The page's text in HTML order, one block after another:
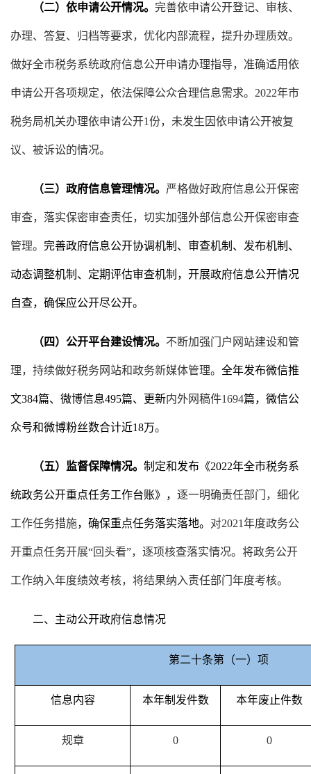
（二）依申请公开情况。 完善依申请公开登记、审核、
办理、答复、归档等要求， 优化内部流程，提升办理质效。
做好全市税务系统政府信息公开申请办理指导，准确适用依
申请公开各项规定，依法保障公众合理信息需求。 2022年市
税务局机关办理依申请公开1份，未发生因依申请公开被复
议、被诉讼的情况。
（三）政府信息管理情况。 严格做好政府信息公开保密
审查，落实保密审查责任，切实加强外部信息公开保密审查
管理。 完善政府信息公开协调机制、审查机制、发布机制、
动态调整机制、定期评估审查机制 ，开展政府信息公开情况
自查，确保应公开尽公开。
（四）公开平台建设情况。 不断加强门户网站建设和管
理，持续做好税务网站和政务新媒体管理。 全年发布微信推
文384篇、微博信息495篇、更新内外网稿件1694篇，微信公
众号和微博粉丝数合计近18万。
（五）监督保障情况。制 定和发布 《2022年全市税务系
统政务公开重点任务工作台账》， 逐一明确责任部门，细化
工作任务措施，确保重点任务落实落地。 对2021年度政务公
开重点任务开展“回头看”，逐项核查落实情况。 将政务公开
工作纳入年度绩效考核，将结果纳入责任部门年度考核。
二、主动公开政府信息情况
第二十条第（一）项
信息内容 本年制发件数 本年废止件数
规章 0 0